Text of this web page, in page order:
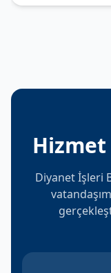
Diyanet İşleri